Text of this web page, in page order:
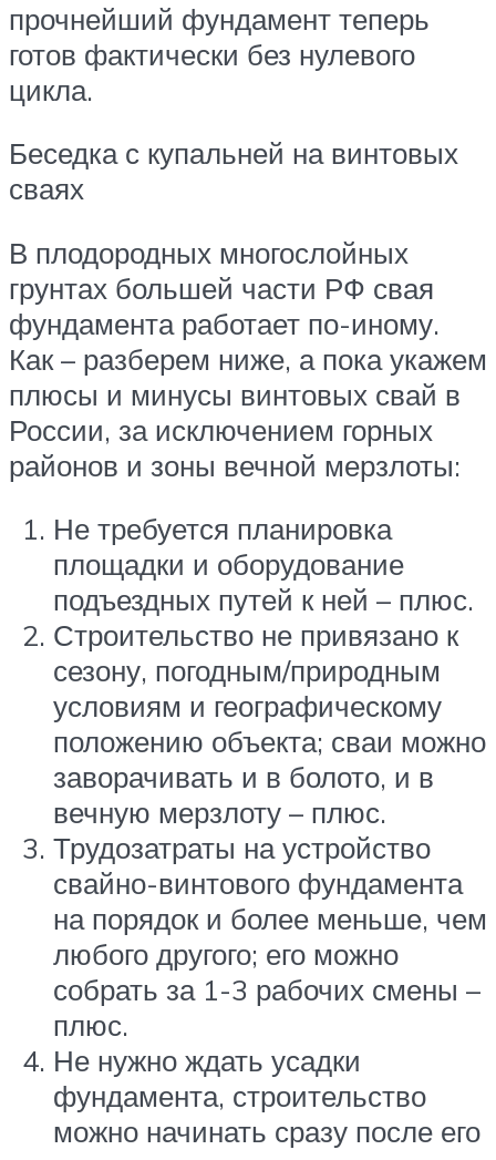
прочнейший фундамент теперь
готов фактически без нулевого
цикла.
Беседка с купальней на винтовых
сваях
В плодородных многослойных
грунтах большей части РФ свая
фундамента работает по-иному.
Как – разберем ниже, а пока укажем
плюсы и минусы винтовых свай в
России, за исключением горных
районов и зоны вечной мерзлоты:
Не требуется планировка
площадки и оборудование
подъездных путей к ней – плюс.
Строительство не привязано к
сезону, погодным/природным
условиям и географическому
положению объекта; сваи можно
заворачивать и в болото, и в
вечную мерзлоту – плюс.
Трудозатраты на устройство
свайно-винтового фундамента
на порядок и более меньше, чем
любого другого; его можно
собрать за 1-3 рабочих смены –
плюс.
Не нужно ждать усадки
фундамента, строительство
можно начинать сразу после его